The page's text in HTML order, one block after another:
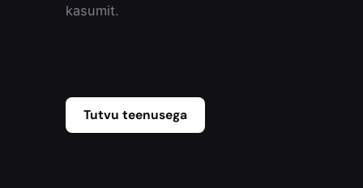
kasumit.
Tutvu teenusega